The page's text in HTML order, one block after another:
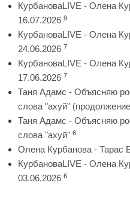
КурбановаLIVE - Олена
16.07.2026 9
КурбановаLIVE - Олена
24.06.2026 7
КурбановаLIVE - Олена
17.06.2026 7
Таня Адамс - Объясняю
слова "ахуй"
Таня Адамс - Объясняю
слова "ахуй" 6
Олена Курбанова - Тарас
КурбановаLIVE - Олена
03.06.2026 6